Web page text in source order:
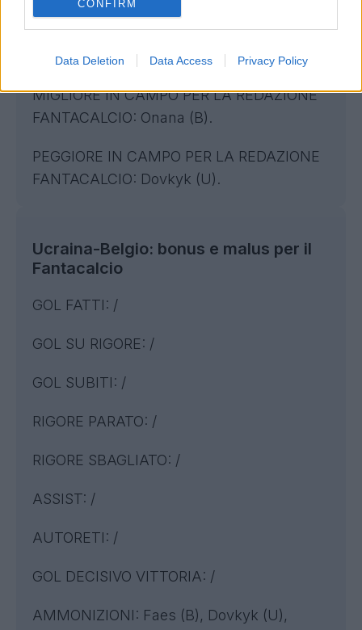
CONFIRM
Data Deletion Data Access Privacy Policy
campo
MIGLIORE IN CAMPO PER LA REDAZIONE
FANTACALCIO: Onana (B).
PEGGIORE IN CAMPO PER LA REDAZIONE
FANTACALCIO: Dovkyk (U).
Ucraina-Belgio: bonus e malus per il
Fantacalcio
GOL FATTI: /
GOL SU RIGORE: /
GOL SUBITI: /
RIGORE PARATO: /
RIGORE SBAGLIATO: /
ASSIST: /
AUTORETI: /
GOL DECISIVO VITTORIA: /
AMMONIZIONI: Faes (B), Dovkyk (U),